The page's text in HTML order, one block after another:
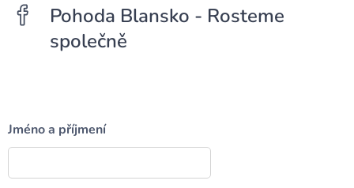
Pohoda Blansko - Rosteme
společně
Jméno a příjmení